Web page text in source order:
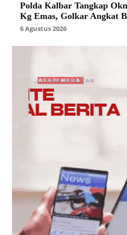
Polda Kalbar Tangkap
Kg Emas, Golkar Angkat
6 Agustus 2026